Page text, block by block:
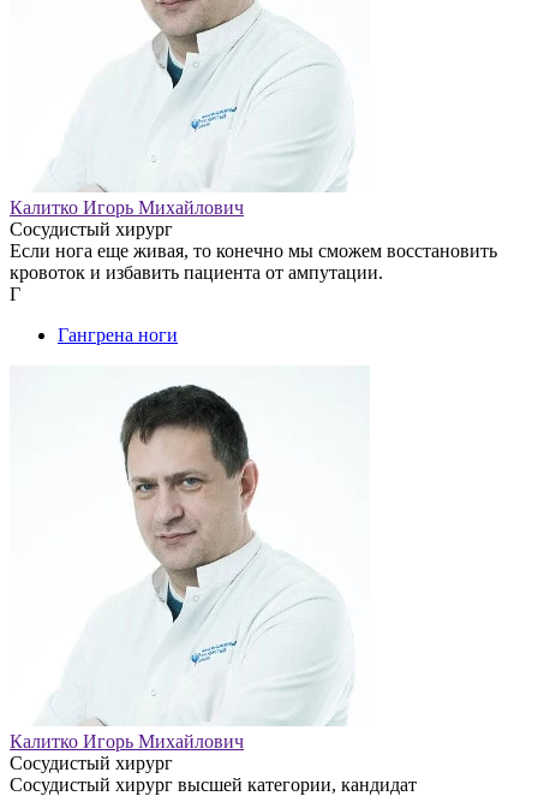
Калитко Игорь Михайлович
Сосудистый хирург
Если нога еще живая, то конечно мы сможем восстановить
кровоток и избавить пациента от ампутации.
Г
Гангрена ноги
Калитко Игорь Михайлович
Сосудистый хирург
Сосудистый хирург высшей категории, кандидат